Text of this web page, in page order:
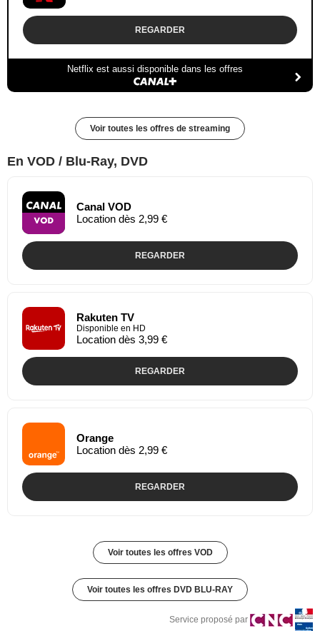
REGARDER
Netflix est aussi disponible dans les offres
Voir toutes les offres de streaming
En VOD / Blu-Ray, DVD
Canal VOD
Location dès 2,99 €
REGARDER
Rakuten TV
Disponible en HD
Location dès 3,99 €
REGARDER
Orange
Location dès 2,99 €
REGARDER
Voir toutes les offres VOD
Voir toutes les offres DVD BLU-RAY
Service proposé par